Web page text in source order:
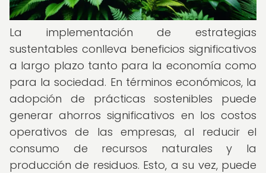
La implementación de estrategias
sustentables conlleva beneficios significativos
a largo plazo tanto para la economía como
para la sociedad. En términos económicos, la
adopción de prácticas sostenibles puede
generar ahorros significativos en los costos
operativos de las empresas, al reducir el
consumo de recursos naturales y la
producción de residuos. Esto, a su vez, puede